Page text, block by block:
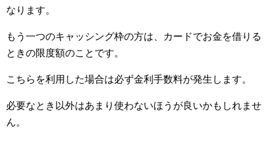
なります。
もう一つのキャッシング枠の方は、カードでお金を借りる
ときの限度額のことです。
こちらを利用した場合は必ず金利手数料が発生します。
必要なとき以外はあまり使わないほうが良いかもしれませ
ん。